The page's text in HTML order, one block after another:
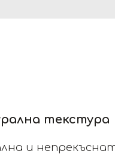
текстура
и